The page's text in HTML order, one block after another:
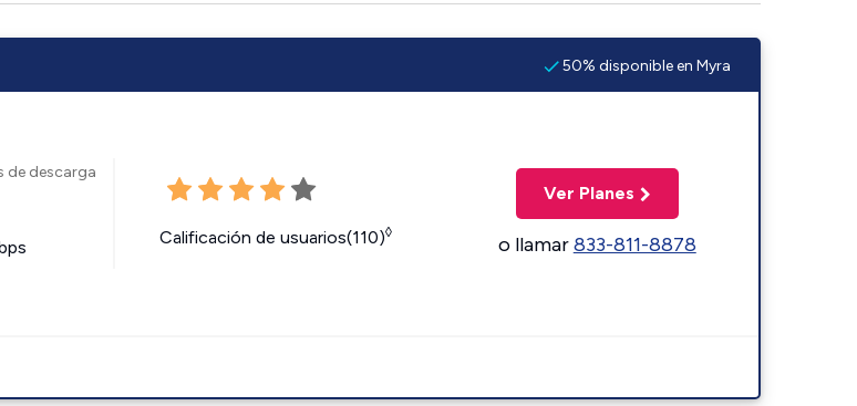
50% disponible en Myra
de descarga
Calificación de usuarios(110)◊
Ver Planes
o llamar833-811-8878